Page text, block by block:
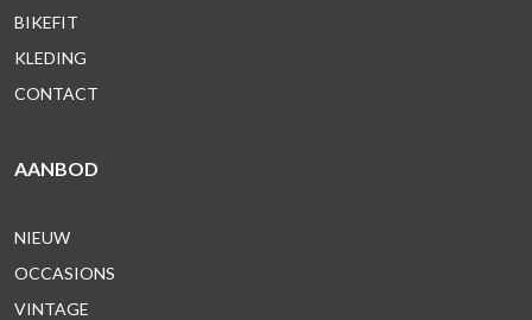
BIKEFIT
KLEDING
CONTACT
AANBOD
NIEUW
OCCASIONS
VINTAGE